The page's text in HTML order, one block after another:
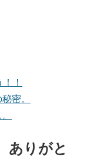
！
密。
ありがと